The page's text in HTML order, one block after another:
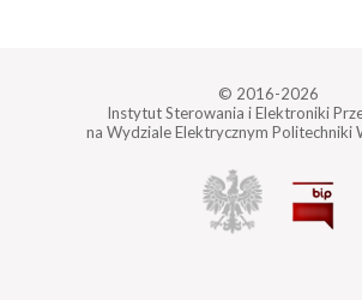
© 2016-2026
Instytut Sterowania i Elektroniki
na Wydziale Elektrycznym Politechniki